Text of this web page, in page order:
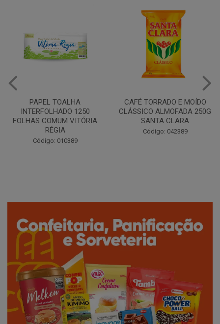
CAFÉ TORRADO E MOÍDO
CLÁSSICO ALMOFADA 250G
SANTA CLARA
Código: 042389
Copo Plástico Branco 180ml
Pacote c/100 - Cristalcopo
Código: 031413